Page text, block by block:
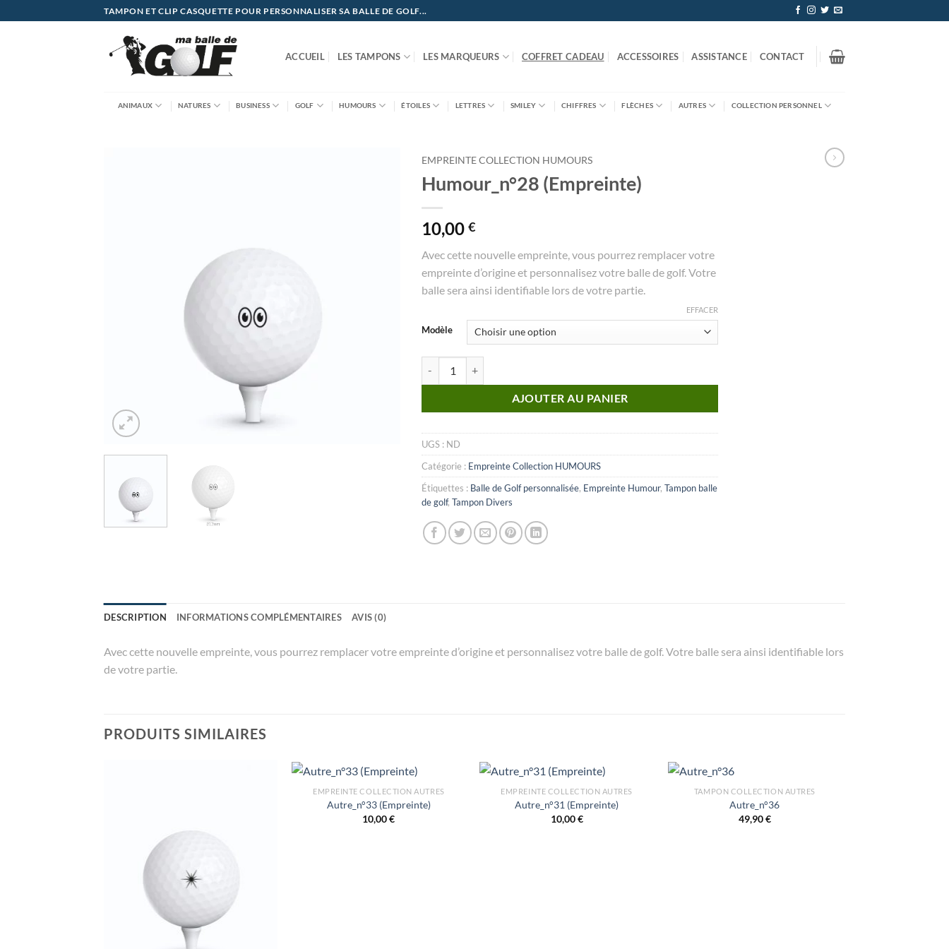
au
TAMPON ET CLIP CASQUETTE POUR PERSONNALISER SA BALLE DE GOLF...
ACCUEIL LES TAMPONS LES MARQUEURS COFFRET CADEAU ACCESSOIRES ASSISTANCE CONTACT
ANIMAUX NATURES BUSINESS GOLF HUMOURS ÉTOILES LETTRES SMILEY CHIFFRES FLÈCHES AUTRES COLLECTION PERSONNEL
EMPREINTE COLLECTION HUMOURS
Humour_n°28 (Empreinte)
10,00 €
Avec cette nouvelle empreinte, vous pourrez remplacer votre
empreinte d’origine et personnalisez votre balle de golf. Votre
balle sera ainsi identifiable lors de votre partie.
Modèle
EFFACER
AJOUTER AU PANIER
UGS : ND
Catégorie : Empreinte Collection HUMOURS
Étiquettes : Balle de Golf personnalisée, Empreinte Humour, Tampon balle
de golf, Tampon Divers
DESCRIPTION INFORMATIONS COMPLÉMENTAIRES AVIS (0)
Avec cette nouvelle empreinte, vous pourrez remplacer votre empreinte d’origine et personnalisez votre balle de golf. Votre balle sera ainsi identifiable lors
de votre partie.
PRODUITS SIMILAIRES
EMPREINTE COLLECTION AUTRES
Autre_n°33 (Empreinte)
10,00€
EMPREINTE COLLECTION AUTRES
Autre_n°31 (Empreinte)
10,00€
TAMPON COLLECTION AUTRES
Autre_n°36
49,90€